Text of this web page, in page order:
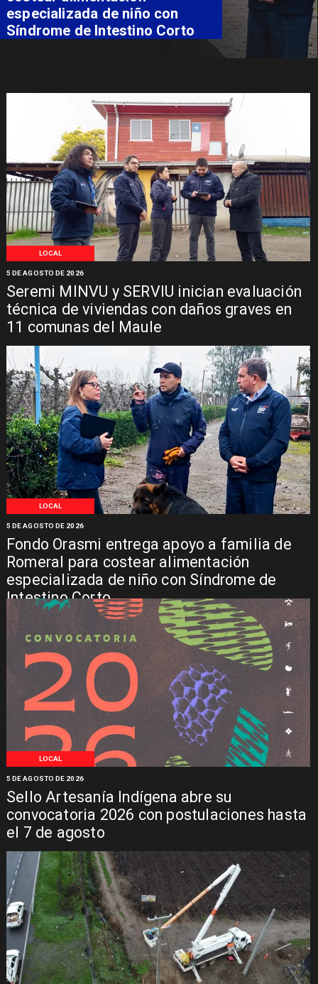
LOCAL
Seremi MINVU y SERVIU inician evaluación
técnica de viviendas con daños graves en
11 comunas del Maule
5 DE AGOSTO DE 2026
LOCAL
Fondo Orasmi entrega apoyo a familia de
Romeral para costear alimentación
especializada de niño con Síndrome de
Intestino Corto
5 DE AGOSTO DE 2026
LOCAL
Sello Artesanía Indígena abre su
convocatoria 2026 con postulaciones hasta
el 7 de agosto
5 DE AGOSTO DE 2026
especializada de niño con
Síndrome de Intestino Corto